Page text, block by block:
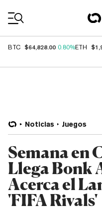
BTC $64,828.00 0.80%ETH
Noticias Juegos
Semana en
Llega Bonk
Acerca el
'FIFA Rivals'